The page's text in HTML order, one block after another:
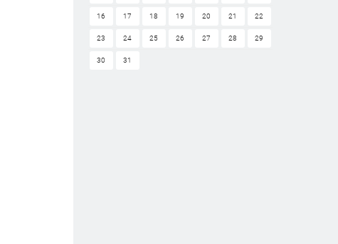
16 17 18 19 20 21 22
23 24 25 26 27 28 29
30 31